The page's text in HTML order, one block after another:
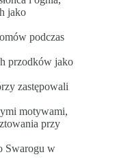
jako
podczas
przodków jako
zastępowali
motywami,
przy
Swarogu w